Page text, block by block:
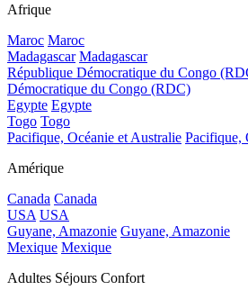
Afrique
Maroc Maroc
Madagascar Madagascar
République Démocratique du Congo
Démocratique du Congo (RDC)
Egypte Egypte
Togo Togo
Pacifique, Océanie et Australie Pacifique,
Amérique
Canada Canada
USA USA
Guyane, Amazonie Guyane, Amazonie
Mexique Mexique
Adultes Séjours Confort